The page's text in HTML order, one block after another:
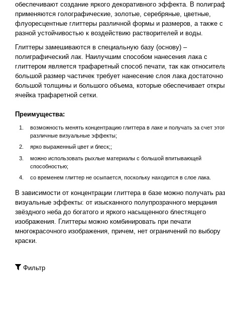
обеспечивают создание яркого декоративного эффекта. В
применяются голографические, золотые, серебряные, цветные,
флуоресцентные глиттеры различной формы и размеров, а также с
разной устойчивостью к воздействию растворителей и воды.
Глиттеры замешиваются в специальную базу (основу) –
полиграфический лак. Наилучшим способом нанесения лака с
глиттером является трафаретный способ печати, так как
большой размер частичек требует нанесение слоя лака достаточно
большой толщины и большого объема, которые обеспечивает
ячейка трафаретной сетки.
Преимущества:
возможность менять концентрацию глиттера в лаке и получать за счет
различные визуальные эффекты;
ярко выраженный цвет и блеск;;
можно использовать рыхлые материалы с большой впитывающей
способностью;
со временем глиттер не осыпается, поскольку находится в слое лака.
В зависимости от концентрации глиттера в базе можно получать
визуальные эффекты: от изысканного полупрозрачного мерцания
звёздного неба до богатого и яркого насыщенного блестящего
изображения. Глиттеры можно комбинировать при печати
многокрасочного изображения, причем, нет ограничений по выбору
краски.
Фильтр